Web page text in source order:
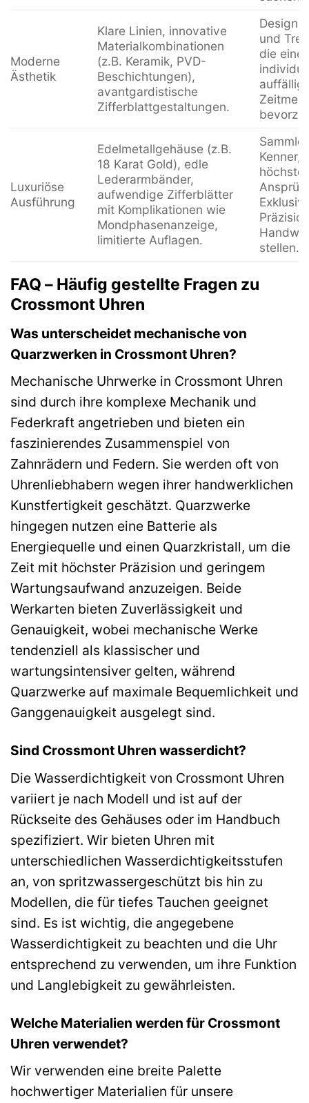
Moderne
Ästhetik
Klare Linien, innovative
Materialkombinationen
(z.B. Keramik, PVD-
Beschichtungen),
avantgardistische
Zifferblattgestaltungen.
und
die
Luxuriöse
Ausführung
Edelmetallgehäuse (z.B.
18 Karat Gold), edle
Lederarmbänder,
aufwendige Zifferblätter
mit Komplikationen wie
Mondphasenanzeige,
limitierte Auflagen.
Kenner,
höchste
stellen.
FAQ – Häufig gestellte Fragen zu
Crossmont Uhren
Was unterscheidet mechanische von
Quarzwerken in Crossmont Uhren?
Mechanische Uhrwerke in Crossmont Uhren
sind durch ihre komplexe Mechanik und
Federkraft angetrieben und bieten ein
faszinierendes Zusammenspiel von
Zahnrädern und Federn. Sie werden oft von
Uhrenliebhabern wegen ihrer handwerklichen
Kunstfertigkeit geschätzt. Quarzwerke
hingegen nutzen eine Batterie als
Energiequelle und einen Quarzkristall, um die
Zeit mit höchster Präzision und geringem
Wartungsaufwand anzuzeigen. Beide
Werkarten bieten Zuverlässigkeit und
Genauigkeit, wobei mechanische Werke
tendenziell als klassischer und
wartungsintensiver gelten, während
Quarzwerke auf maximale Bequemlichkeit und
Ganggenauigkeit ausgelegt sind.
Sind Crossmont Uhren wasserdicht?
Die Wasserdichtigkeit von Crossmont Uhren
variiert je nach Modell und ist auf der
Rückseite des Gehäuses oder im Handbuch
spezifiziert. Wir bieten Uhren mit
unterschiedlichen Wasserdichtigkeitsstufen
an, von spritzwassergeschützt bis hin zu
Modellen, die für tiefes Tauchen geeignet
sind. Es ist wichtig, die angegebene
Wasserdichtigkeit zu beachten und die Uhr
entsprechend zu verwenden, um ihre Funktion
und Langlebigkeit zu gewährleisten.
Welche Materialien werden für Crossmont
Uhren verwendet?
Wir verwenden eine breite Palette
hochwertiger Materialien für unsere